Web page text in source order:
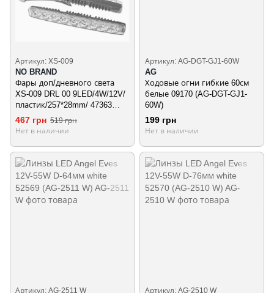
Артикул: XS-009
NO BRAND
Фары доп/дневного света
XS-009 DRL 00 9LED/4W/12V/
пластик/257*28mm/ 47363
(XS-009)
467 грн 519 грн
Нет в наличии
Артикул: AG-DGT-GJ1-60W
AG
Ходовые огни гибкие 60см
белые 09170 (AG-DGT-GJ1-
60W)
199 грн
Нет в наличии
Артикул: AG-2511 W Артикул: AG-2510 W